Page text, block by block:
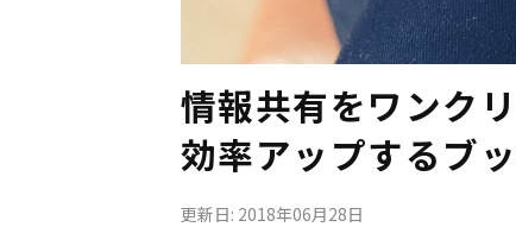
情報共有をワンク
効率アップするブ
更新日: 2018年06月28日